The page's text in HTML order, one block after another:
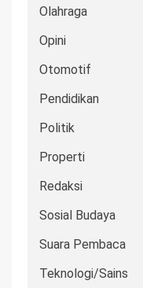
Olahraga
Opini
Otomotif
Pendidikan
Politik
Properti
Redaksi
Sosial Budaya
Suara Pembaca
Teknologi/Sains